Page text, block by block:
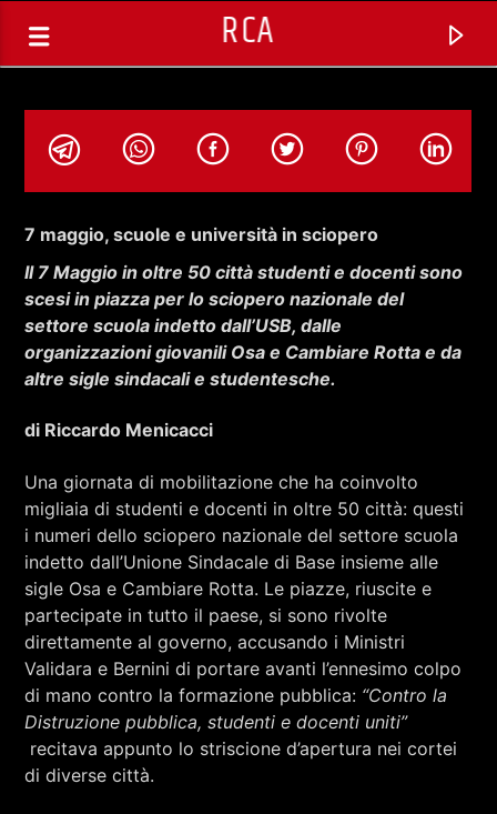
RCA
25 ANNI DOPO COSA CI RESTA DEL
G8 DI GENOVA 2001
RCA - Radio città aperta
7 maggio, scuole e università in sciopero
Il 7 Maggio in oltre 50 città studenti e docenti sono
scesi in piazza per lo sciopero nazionale del
settore scuola indetto dall’USB, dalle
organizzazioni giovanili Osa e Cambiare Rotta e da
altre sigle sindacali e studentesche.
di Riccardo Menicacci
Una giornata di mobilitazione che ha coinvolto
migliaia di studenti e docenti in oltre 50 città: questi
i numeri dello sciopero nazionale del settore scuola
indetto dall’Unione Sindacale di Base insieme alle
sigle Osa e Cambiare Rotta. Le piazze, riuscite e
partecipate in tutto il paese, si sono rivolte
direttamente al governo, accusando i Ministri
Validara e Bernini di portare avanti l’ennesimo colpo
di mano contro la formazione pubblica: “Contro la
Distruzione pubblica, studenti e docenti uniti”
recitava appunto lo striscione d’apertura nei cortei
di diverse città.